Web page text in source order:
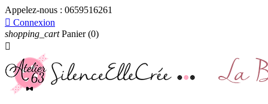
Appelez-nous : 0659516261
 Connexion
shopping_cart Panier (0)
